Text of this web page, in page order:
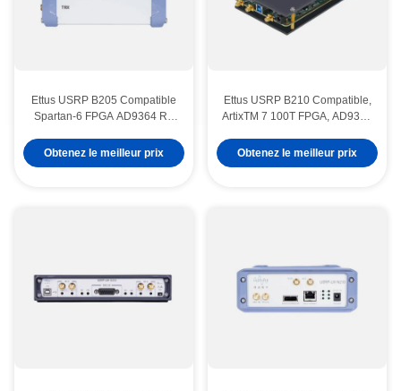
Ettus USRP B205 Compatible
Spartan-6 FPGA AD9364 RF
canal USB 3.0 USRP Dispositif
radio défini par logiciel
Obtenez le meilleur prix
Ettus USRP B210 Compatible,
ArtixTM 7 100T FPGA, AD9361
BW Chacun, 2 canaux USRP
Dispositif radio défini par
Obtenez le meilleur prix